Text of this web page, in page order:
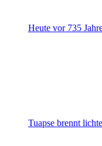
Heute vor 735
Tuapse brennt